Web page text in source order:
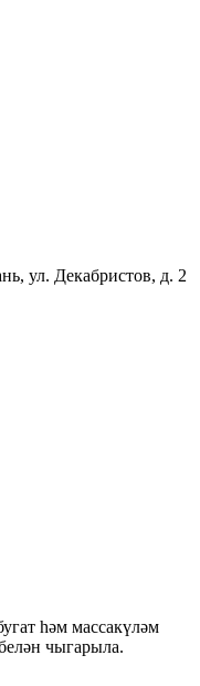
ул. Декабристов, д. 2
һәм массакүләм
чыгарыла.